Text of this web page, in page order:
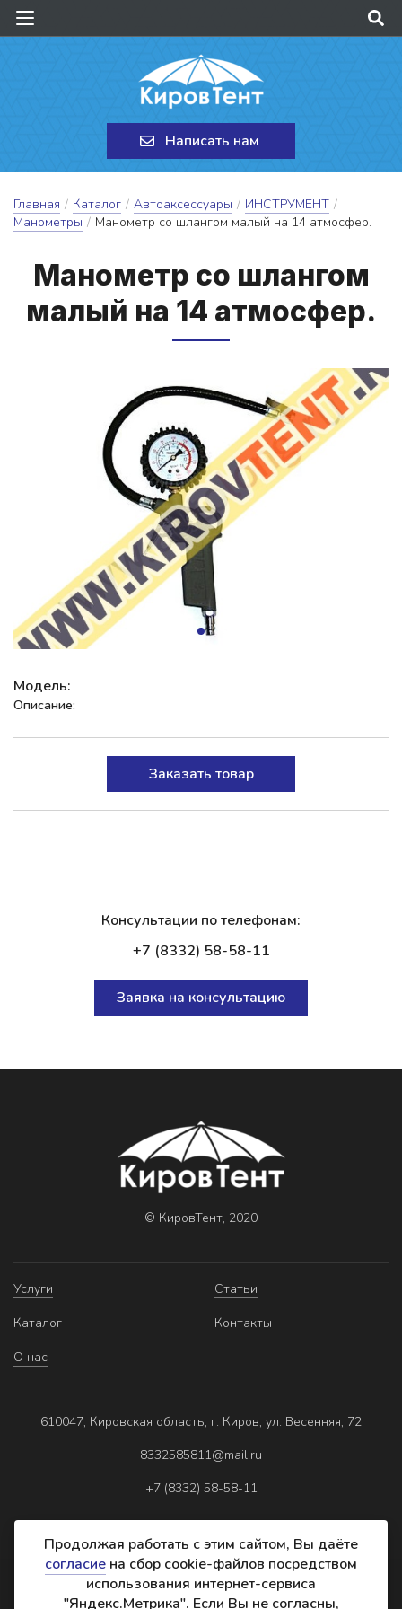
Написать нам
Главная / Каталог / Автоаксессуары / ИНСТРУМЕНТ /
Манометры / Манометр со шлангом малый на 14 атмосфер.
Ма­но­метр со шлан­гом
ма­лый на 14 ат­мосфер.
Модель:
Описание:
Заказать товар
Консультации по телефонам:
+7 (8332) 58-58-11
Заявка на консультацию
© КировТент, 2020
Услуги
Каталог
О нас
Статьи
Контакты
610047, Кировская область, г. Киров, ул. Весенняя, 72
8332585811@mail.ru
+7 (8332) 58-58-11
Политика обработки персональных данных
Продолжая работать с этим сайтом, Вы даёте
согласие на сбор cookie-файлов посредством
использования интернет-сервиса
"Яндекс.Метрика". Если Вы не согласны,